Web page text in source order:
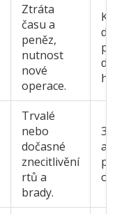
Ztráta
času a
peněz,
nutnost
nové
operace.
Trvalé
nebo
dočasné
znecitlivění
rtů a
brady.
a